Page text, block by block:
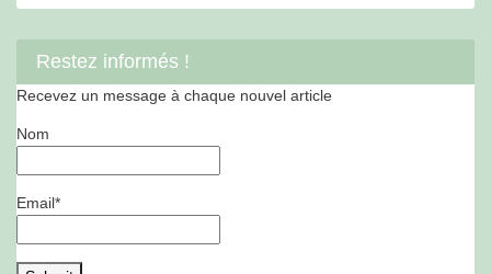
Restez informés !
Recevez un message à chaque nouvel article
Nom
Email*